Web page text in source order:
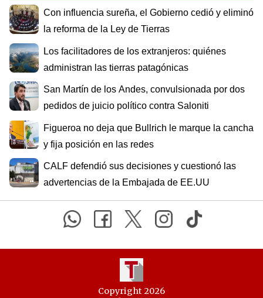
Con influencia sureña, el Gobierno cedió y eliminó
la reforma de la Ley de Tierras
Los facilitadores de los extranjeros: quiénes
administran las tierras patagónicas
San Martín de los Andes, convulsionada por dos
pedidos de juicio político contra Saloniti
Figueroa no deja que Bullrich le marque la cancha
y fija posición en las redes
CALF defendió sus decisiones y cuestionó las
advertencias de la Embajada de EE.UU
Copyright 2026